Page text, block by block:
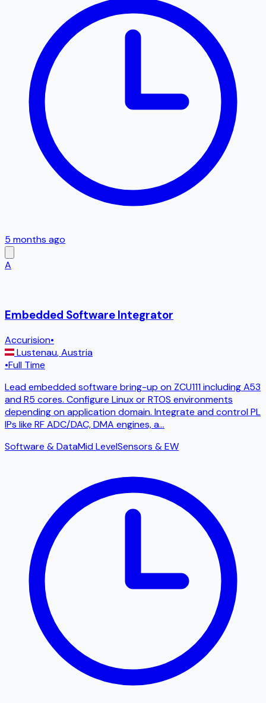
5 months ago
A
Embedded Software Integrator
Accurision•
Lustenau,Austria
•Full Time
Lead embedded software bring-up on ZCU111 including A53
and R5 cores. Configure Linux or RTOS environments
depending on application domain. Integrate and control PL
IPs like RF ADC/DAC, DMA engines, a...
Software & DataMid LevelSensors & EW